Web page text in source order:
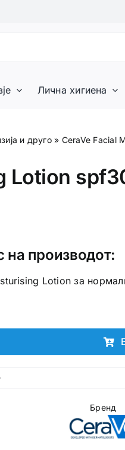
Лична хигиена
и друго» CeraVe Facial
Lotion
на производот:
Lotion за
Бренд